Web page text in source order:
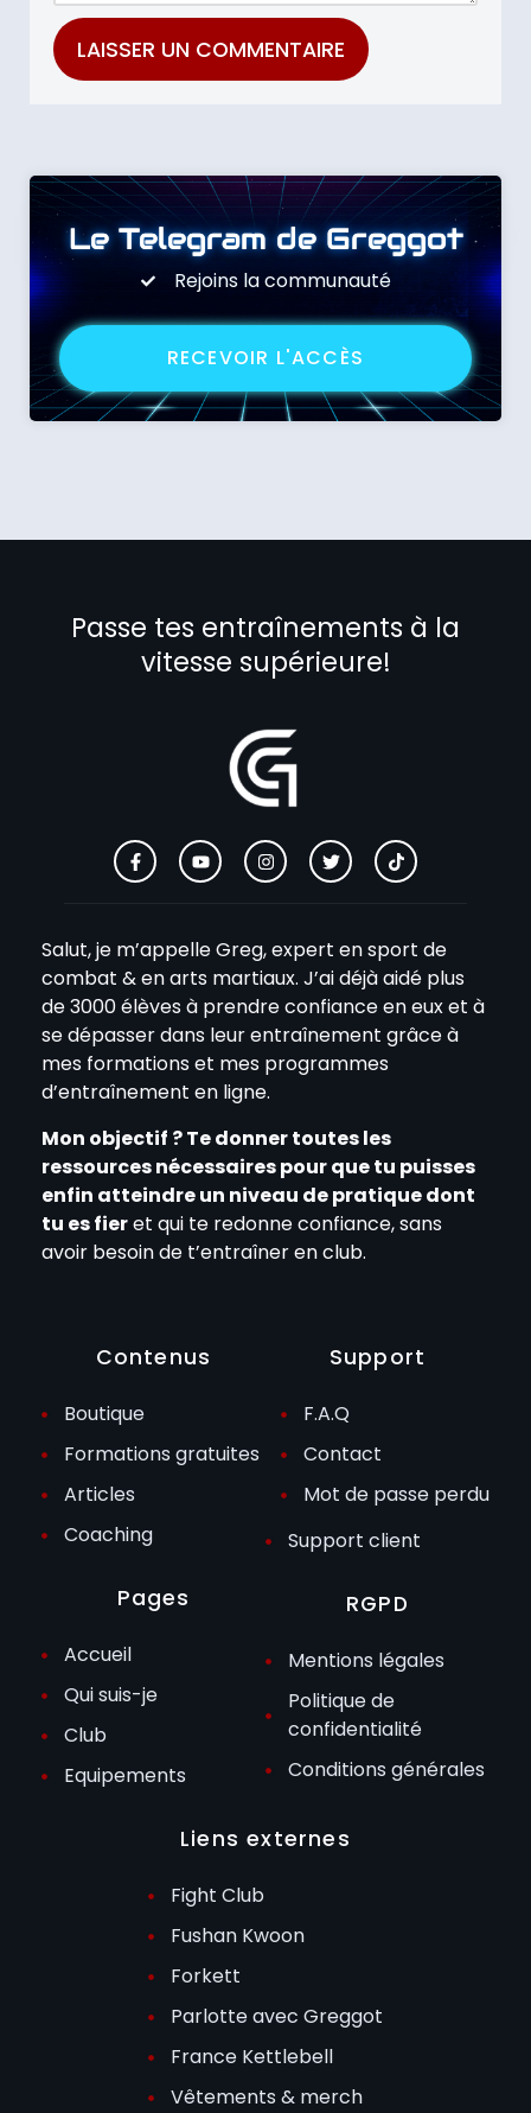
Le Telegram de Greggot
Rejoins la communauté
RECEVOIR L'ACCÈS
Passe tes entraînements à la
vitesse supérieure!
Salut, je m’appelle Greg, expert en sport de
combat & en arts martiaux. J’ai déjà aidé plus
de 3000 élèves à prendre confiance en eux et à
se dépasser dans leur entraînement grâce à
mes formations et mes programmes
d’entraînement en ligne.
Mon objectif ? Te donner toutes les
ressources nécessaires pour que tu puisses
enfin atteindre un niveau de pratique dont
tu es fieret qui te redonne confiance, sans
avoir besoin de t’entraîner en club.
Contenus
Boutique
Formations gratuites
Articles
Coaching
Pages
Accueil
Qui suis-je
Club
Equipements
Support
F.A.Q
Contact
Mot de passe perdu
Support client
RGPD
Mentions légales
Politique de
confidentialité
Conditions générales
Liens externes
Fight Club
Fushan Kwoon
Forkett
Parlotte avec Greggot
France Kettlebell
Vêtements & merch